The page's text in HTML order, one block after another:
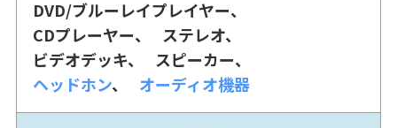
DVD/ブルーレイプレイヤー
CDプレーヤー
ステレオ
ビデオデッキ
スピーカー
ヘッドホン
オーディオ機器